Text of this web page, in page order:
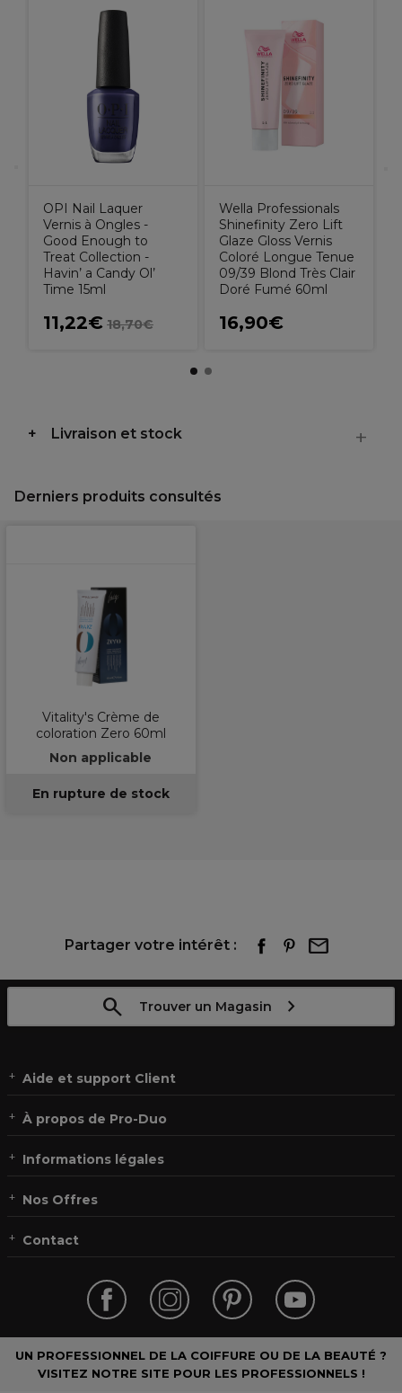
OPI Nail Laquer
Vernis à Ongles -
Good Enough to
Treat Collection -
Havin’ a Candy Ol’
Time 15ml
11,22€ 18,70€
Wella Professionals
Shinefinity Zero Lift
Glaze Gloss Vernis
Coloré Longue Tenue
09/39 Blond Très Clair
Doré Fumé 60ml
16,90€
Livraison et stock
Derniers produits consultés
Vitality's Crème de
coloration Zero 60ml
Non applicable
En rupture de stock
Partager votre intérêt :
Trouver un Magasin
Aide et support Client
À propos de Pro-Duo
Informations légales
Nos Offres
Contact
UN PROFESSIONNEL DE LA COIFFURE OU DE LA BEAUTÉ ?
VISITEZ NOTRE SITE POUR LES PROFESSIONNELS !